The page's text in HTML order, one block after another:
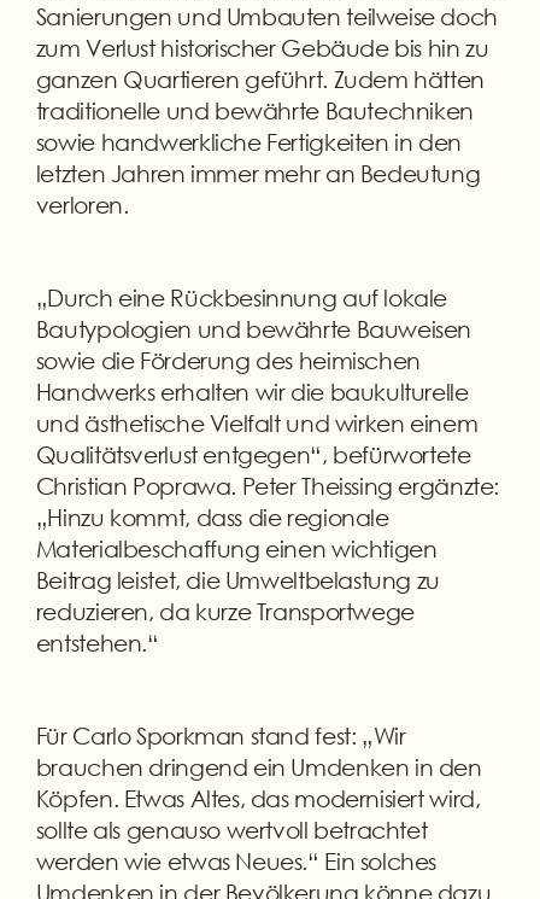
Sanierungen und Umbauten teilweise doch
zum Verlust historischer Gebäude bis hin zu
ganzen Quartieren geführt. Zudem hätten
traditionelle und bewährte Bautechniken
sowie handwerkliche Fertigkeiten in den
letzten Jahren immer mehr an Bedeutung
verloren.
„Durch eine Rückbesinnung auf lokale
Bautypologien und bewährte Bauweisen
sowie die Förderung des heimischen
Handwerks erhalten wir die baukulturelle
und ästhetische Vielfalt und wirken einem
Qualitätsverlust entgegen“, befürwortete
Christian Poprawa. Peter Theissing ergänzte:
„Hinzu kommt, dass die regionale
Materialbeschaffung einen wichtigen
Beitrag leistet, die Umweltbelastung zu
reduzieren, da kurze Transportwege
entstehen.“
Für Carlo Sporkman stand fest: „Wir
brauchen dringend ein Umdenken in den
Köpfen. Etwas Altes, das modernisiert wird,
sollte als genauso wertvoll betrachtet
werden wie etwas Neues.“ Ein solches
Umdenken in der Bevölkerung könne dazu